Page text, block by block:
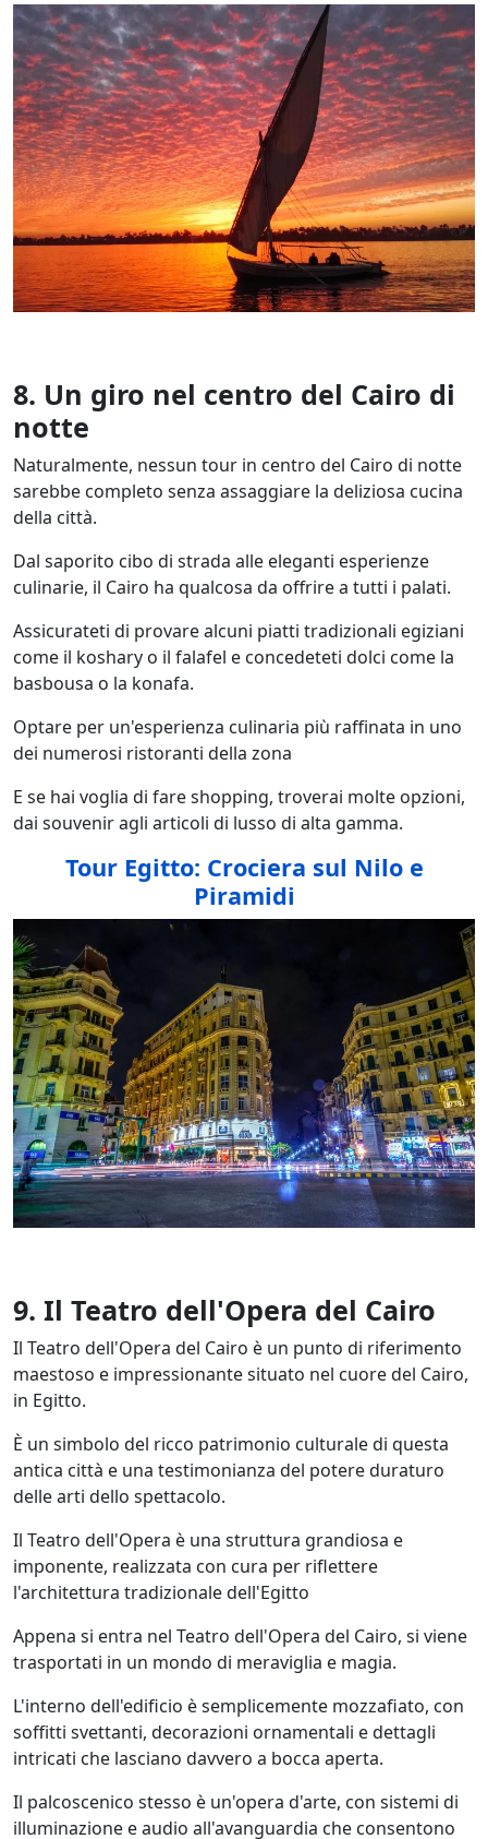
8. Un giro nel centro del Cairo di
notte
Naturalmente, nessun tour in centro del Cairo di notte
sarebbe completo senza assaggiare la deliziosa cucina
della città.
Dal saporito cibo di strada alle eleganti esperienze
culinarie, il Cairo ha qualcosa da offrire a tutti i palati.
Assicurateti di provare alcuni piatti tradizionali egiziani
come il koshary o il falafel e concedeteti dolci come la
basbousa o la konafa.
Optare per un'esperienza culinaria più raffinata in uno
dei numerosi ristoranti della zona
E se hai voglia di fare shopping, troverai molte opzioni,
dai souvenir agli articoli di lusso di alta gamma.
Tour Egitto: Crociera sul Nilo e
Piramidi
9. Il Teatro dell'Opera del Cairo
Il Teatro dell'Opera del Cairo è un punto di riferimento
maestoso e impressionante situato nel cuore del Cairo,
in Egitto.
È un simbolo del ricco patrimonio culturale di questa
antica città e una testimonianza del potere duraturo
delle arti dello spettacolo.
Il Teatro dell'Opera è una struttura grandiosa e
imponente, realizzata con cura per riflettere
l'architettura tradizionale dell'Egitto
Appena si entra nel Teatro dell'Opera del Cairo, si viene
trasportati in un mondo di meraviglia e magia.
L'interno dell'edificio è semplicemente mozzafiato, con
soffitti svettanti, decorazioni ornamentali e dettagli
intricati che lasciano davvero a bocca aperta.
Il palcoscenico stesso è un'opera d'arte, con sistemi di
illuminazione e audio all'avanguardia che consentono